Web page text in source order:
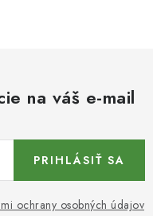
na váš e-mail
ochrany osobných údajov
PRIHLÁSIŤ SA